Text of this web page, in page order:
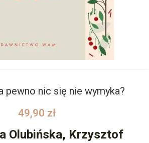
pewno nic się nie wymyka?
49,90 zł
Olubińska, Krzysztof